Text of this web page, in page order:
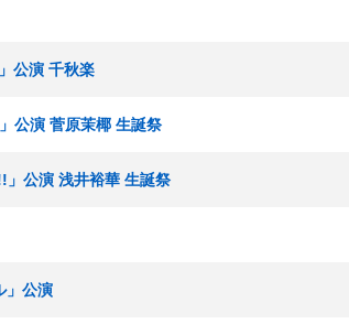
公演 千秋楽
公演 菅原茉椰 生誕祭
公演 浅井裕華 生誕祭
」公演